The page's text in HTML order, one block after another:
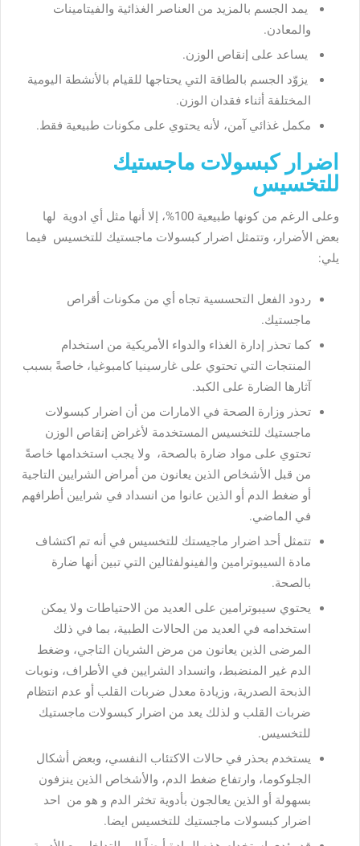
يمد الجسم بالمزيد من العناصر الغذائية والفيتامينات
والمعادن.
يساعد على إنقاص الوزن.
يزوّد الجسم بالطاقة التي يحتاجها للقيام بالأنشطة اليومية
المختلفة أثناء فقدان الوزن.
مكمل غذائي آمن، لأنه يحتوي على مكونات طبيعية فقط.
اضرار كبسولات ماجستيك
للتخسيس
وعلى الرغم من كونها طبيعية 100%، إلا أنها مثل أي ادوية لها
بعض الأضرار، وتتمثل اضرار كبسولات ماجستيك للتخسيس فيما
يلي:
ردود الفعل التحسسية تجاه أي من مكونات أقراص
ماجستيك.
كما تحذر إدارة الغذاء والدواء الأمريكية من استخدام
المنتجات التي تحتوي على غارسينيا كامبوغيا، خاصةً بسبب
آثارها الضارة على الكبد.
تحذر وزارة الصحة في الامارات من أن اضرار كبسولات
ماجستيك للتخسيس المستخدمة لأغراض إنقاص الوزن
تحتوي على مواد ضارة بالصحة، ولا يجب استخدامها خاصةً
من قبل الأشخاص الذين يعانون من أمراض الشرايين التاجية
أو ضغط الدم أو الذين عانوا من انسداد في شرايين أطرافهم
في الماضي.
تتمثل أحد اضرار ماجيستك للتخسيس في أنه تم اكتشاف
مادة السيبوترامين والفينولفثالين التي تبين أنها ضارة
بالصحة.
يحتوي سيبوترامين على العديد من الاحتياطات ولا يمكن
استخدامه في العديد من الحالات الطبية، بما في ذلك
المرضى الذين يعانون من مرض الشريان التاجي، وضغط
الدم غير المنضبط، وانسداد الشرايين في الأطراف، ونوبات
الذبحة الصدرية، وزيادة معدل ضربات القلب أو عدم انتظام
ضربات القلب و لذلك يعد من اضرار كبسولات ماجستيك
للتخسيس.
يستخدم بحذر في حالات الاكتئاب النفسي، وبعض أشكال
الجلوكوما، وارتفاع ضغط الدم، والأشخاص الذين ينزفون
بسهولة أو الذين يعالجون بأدوية تخثر الدم و هو من احد
اضرار كبسولات ماجستيك للتخسيس ايضا.